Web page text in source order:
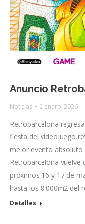
Anuncio
Noticias 2 enero, 2026
Retrobarcelona
fiesta del videojuego
mejor evento
Retrobarcelona vuelve
próximos 16 y 17 de
hasta los 8.000m2 del
Detalles